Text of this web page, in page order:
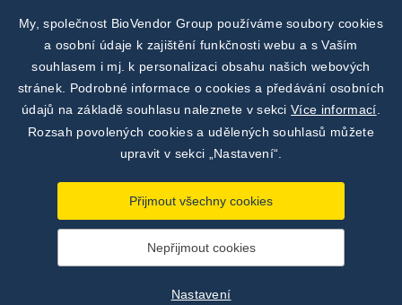
zpracování osobních údajů
Nastavení
My, společnost BioVendor Group používáme soubory cookies
a osobní údaje k zajištění funkčnosti webu a s Vaším
souhlasem i mj. k personalizaci obsahu našich webových
stránek. Podrobné informace o cookies a předávání osobních
údajů na základě souhlasu naleznete v sekciVíce informací
Rozsah povolených cookies a udělených souhlasů můžete
upravit v sekci „Nastavení“.
Přijmout všechny cookies
Nepřijmout cookies
Nastavení